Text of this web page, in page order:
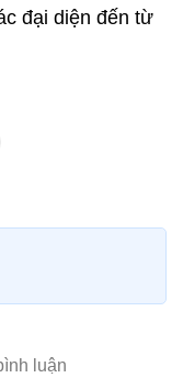
đại diện đến từ